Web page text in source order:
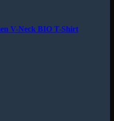
V-Neck BIO T-Shirt